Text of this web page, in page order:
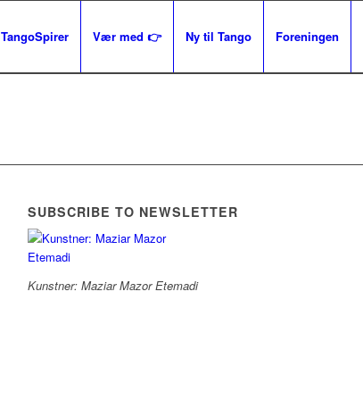
TangoSpirer Vær med 👉 Ny til Tango Foreningen
SUBSCRIBE TO NEWSLETTER
Kunstner: Maziar Mazor Etemadi